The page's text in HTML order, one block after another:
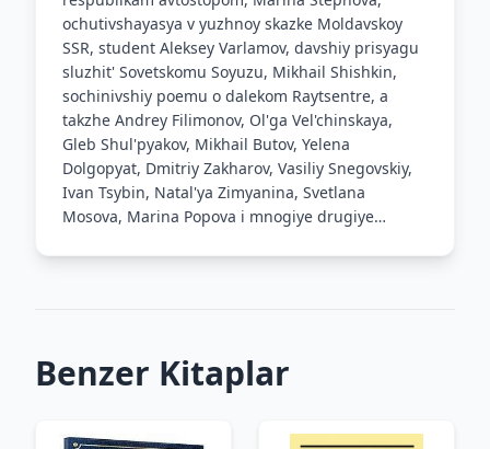
ochutivshayasya v yuzhnoy skazke Moldavskoy
SSR, student Aleksey Varlamov, davshiy prisyagu
sluzhit' Sovetskomu Soyuzu, Mikhail Shishkin,
sochinivshiy poemu o dalekom Raytsentre, a
takzhe Andrey Filimonov, Ol'ga Vel'chinskaya,
Gleb Shul'pyakov, Mikhail Butov, Yelena
Dolgopyat, Dmitriy Zakharov, Vasiliy Snegovskiy,
Ivan Tsybin, Natal'ya Zimyanina, Svetlana
Mosova, Marina Popova i mnogiye drugiye…
Benzer Kitaplar